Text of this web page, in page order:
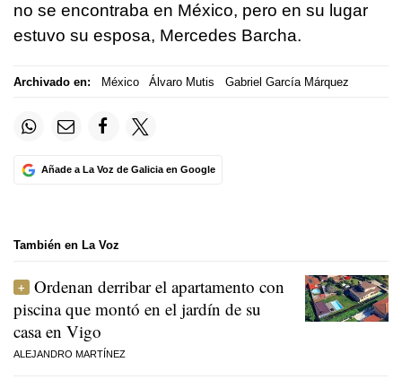
no se encontraba en México, pero en su lugar
estuvo su esposa, Mercedes Barcha.
Archivado en: México Álvaro Mutis Gabriel García Márquez
Añade a La Voz de Galicia en Google
También en La Voz
Ordenan derribar el apartamento con
piscina que montó en el jardín de su
casa en Vigo
ALEJANDRO MARTÍNEZ